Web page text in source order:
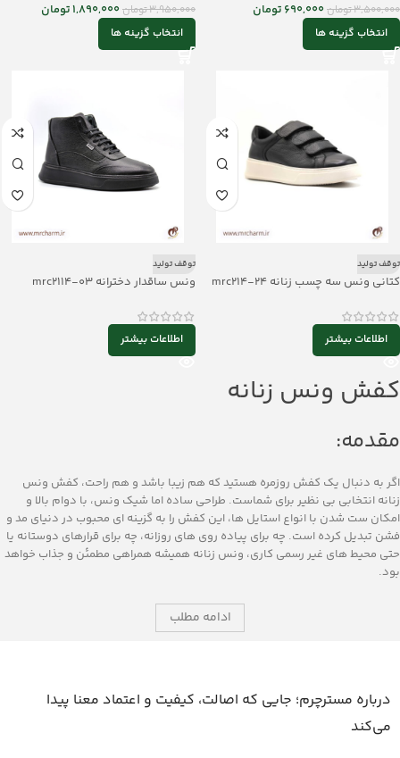
3,500,000تومان690,000 تومان
انتخاب گزینه ها
3,950,000تومان1,890,000تومان
انتخاب گزینه ها
توقف تولید
کتانی ونس سه چسب زنانه mrc214-24
اطلاعات بیشتر
توقف تولید
ونس ساقدار دخترانه mrc2114-03
اطلاعات بیشتر
کفش ونس زنانه
مقدمه:
اگر به دنبال یک کفش روزمره هستید که هم زیبا باشد و هم راحت، کفش ونس
زنانه انتخابی بی ‌نظیر برای شماست. طراحی ساده اما شیک ونس، با دوام بالا و
امکان ست شدن با انواع استایل ‌ها، این کفش را به گزینه ‌ای محبوب در دنیای مد و
فشن تبدیل کرده است. چه برای پیاده ‌روی ‌های روزانه، چه برای قرارهای دوستانه یا
حتی محیط‌ های غیر رسمی کاری، ونس زنانه همیشه همراهی مطمئن و جذاب خواهد
بود.
ادامه مطلب
درباره مسترچرم؛ جایی که اصالت، کیفیت و اعتماد معنا پیدا
می‌کند